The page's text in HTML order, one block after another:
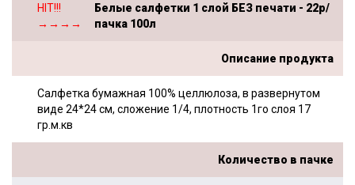
HIT!!!
→→→→
Белые салфетки 1 слой БЕЗ печати - 22р/
пачка 100л
Описание продукта
Салфетка бумажная 100% целлюлоза, в развернутом
виде 24*24 см, сложение 1/4, плотность 1го слоя 17
гр.м.кв
Количество в пачке